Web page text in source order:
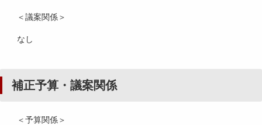
＜議案関係＞
なし
補正予算・議案関係
＜予算関係＞